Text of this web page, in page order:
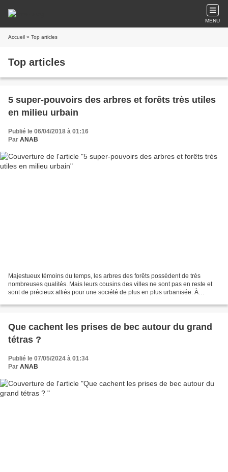
MENU
Accueil » Top articles
Top articles
5 super-pouvoirs des arbres et forêts très utiles
en milieu urbain
Publié le 06/04/2018 à 01:16
Par ANAB
Majestueux témoins du temps, les arbres des forêts possèdent de très
nombreuses qualités. Mais leurs cousins des villes ne sont pas en reste et
sont de précieux alliés pour une société de plus en plus urbanisée. À
Que cachent les prises de bec autour du grand
tétras ?
Publié le 07/05/2024 à 01:34
Par ANAB